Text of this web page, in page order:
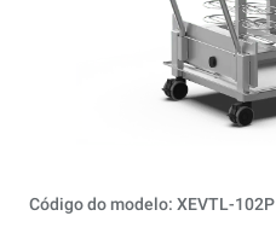
Código do modelo: XEVTL-102P